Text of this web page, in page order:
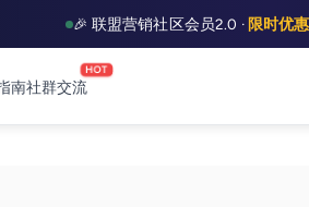
🎉 联盟营销社区会员2.0 · 限时优惠
南社群交流
HOT